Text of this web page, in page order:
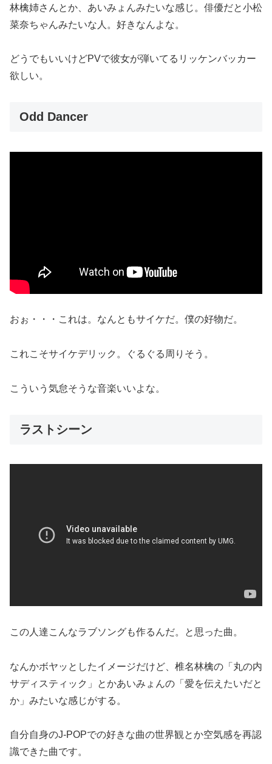
林檎姉さんとか、あいみょんみたいな感じ。俳優だと小松
菜奈ちゃんみたいな人。好きなんよな。
どうでもいいけどPVで彼女が弾いてるリッケンバッカー
欲しい。
Odd Dancer
おぉ・・・これは。なんともサイケだ。僕の好物だ。
これこそサイケデリック。ぐるぐる周りそう。
こういう気怠そうな音楽いいよな。
ラストシーン
この人達こんなラブソングも作るんだ。と思った曲。
なんかボヤッとしたイメージだけど、椎名林檎の「丸の内
サディスティック」とかあいみょんの「愛を伝えたいだと
か」みたいな感じがする。
自分自身のJ-POPでの好きな曲の世界観とか空気感を再認
識できた曲です。